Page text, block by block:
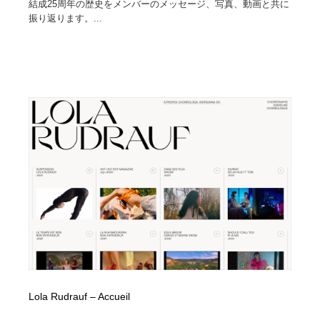
結成25周年の歴史をメンバーのメッセージ、写真、動画と共に
振り返ります。...
Lola Rudrauf – Accueil